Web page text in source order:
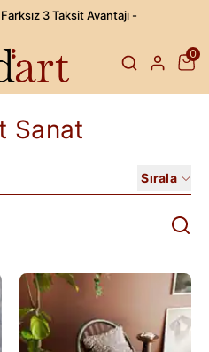
3 Taksit Avantajı -
0
Sanat
Sırala